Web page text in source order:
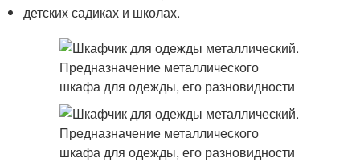
детских садиках и школах.